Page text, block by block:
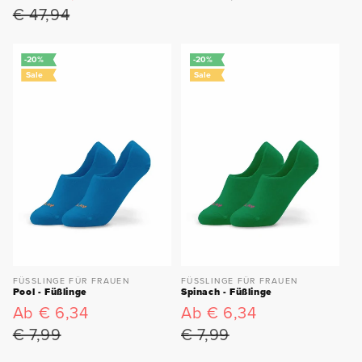
€ 47,94
-20%
Sale
FÜSSLINGE FÜR FRAUEN
Pool - Füßlinge
Verkaufspreis
Ab € 6,34
€ 7,99
-20%
Sale
FÜSSLINGE FÜR FRAUEN
Spinach - Füßlinge
Verkaufspreis
Ab € 6,34
€ 7,99